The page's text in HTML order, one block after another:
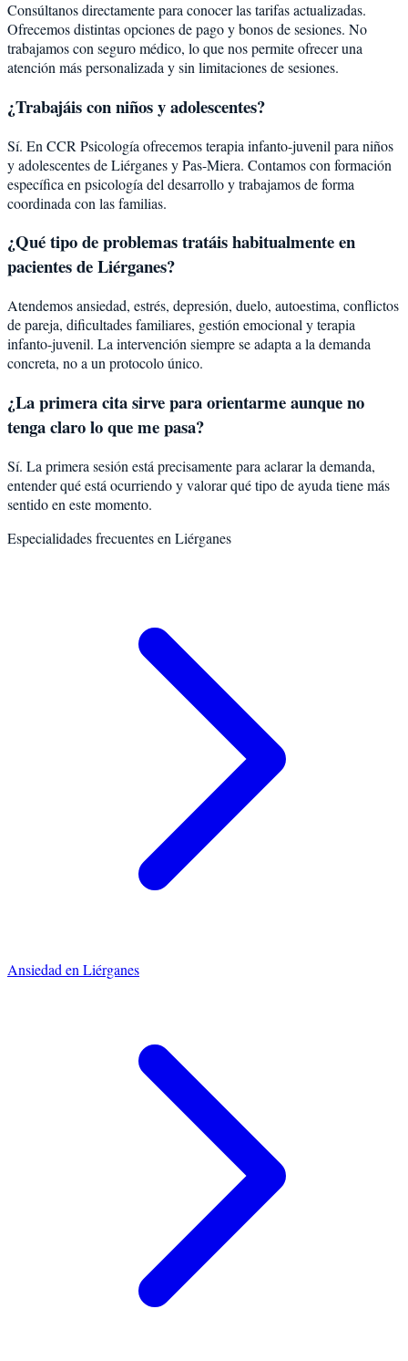
Consúltanos directamente para conocer las tarifas actualizadas.
Ofrecemos distintas opciones de pago y bonos de sesiones. No
trabajamos con seguro médico, lo que nos permite ofrecer una
atención más personalizada y sin limitaciones de sesiones.
¿Trabajáis con niños y adolescentes?
Sí. En CCR Psicología ofrecemos terapia infanto-juvenil para niños
y adolescentes de Liérganes y Pas-Miera. Contamos con formación
específica en psicología del desarrollo y trabajamos de forma
coordinada con las familias.
¿Qué tipo de problemas tratáis habitualmente en
pacientes de Liérganes?
Atendemos ansiedad, estrés, depresión, duelo, autoestima, conflictos
de pareja, dificultades familiares, gestión emocional y terapia
infanto-juvenil. La intervención siempre se adapta a la demanda
concreta, no a un protocolo único.
¿La primera cita sirve para orientarme aunque no
tenga claro lo que me pasa?
Sí. La primera sesión está precisamente para aclarar la demanda,
entender qué está ocurriendo y valorar qué tipo de ayuda tiene más
sentido en este momento.
Especialidades frecuentes en Liérganes
Ansiedad en Liérganes